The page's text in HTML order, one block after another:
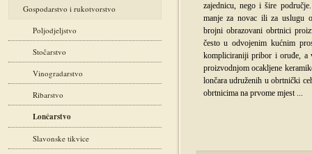
Gospodarstvo i rukotvorstvo
Poljodjeljstvo
Stočarstvo
Vinogradarstvo
Ribarstvo
Lončarstvo
Slavonske tikvice
zajednicu, nego i šire
manje za novac ili za uslugu
brojni obrazovani obrtnici
često u odvojenim kućnim
kompliciraniji pribor i oruđe, a
proizvodnjom ocakljene
lončara udruženih u obrtnički
obrtnicima na prvome mjest...